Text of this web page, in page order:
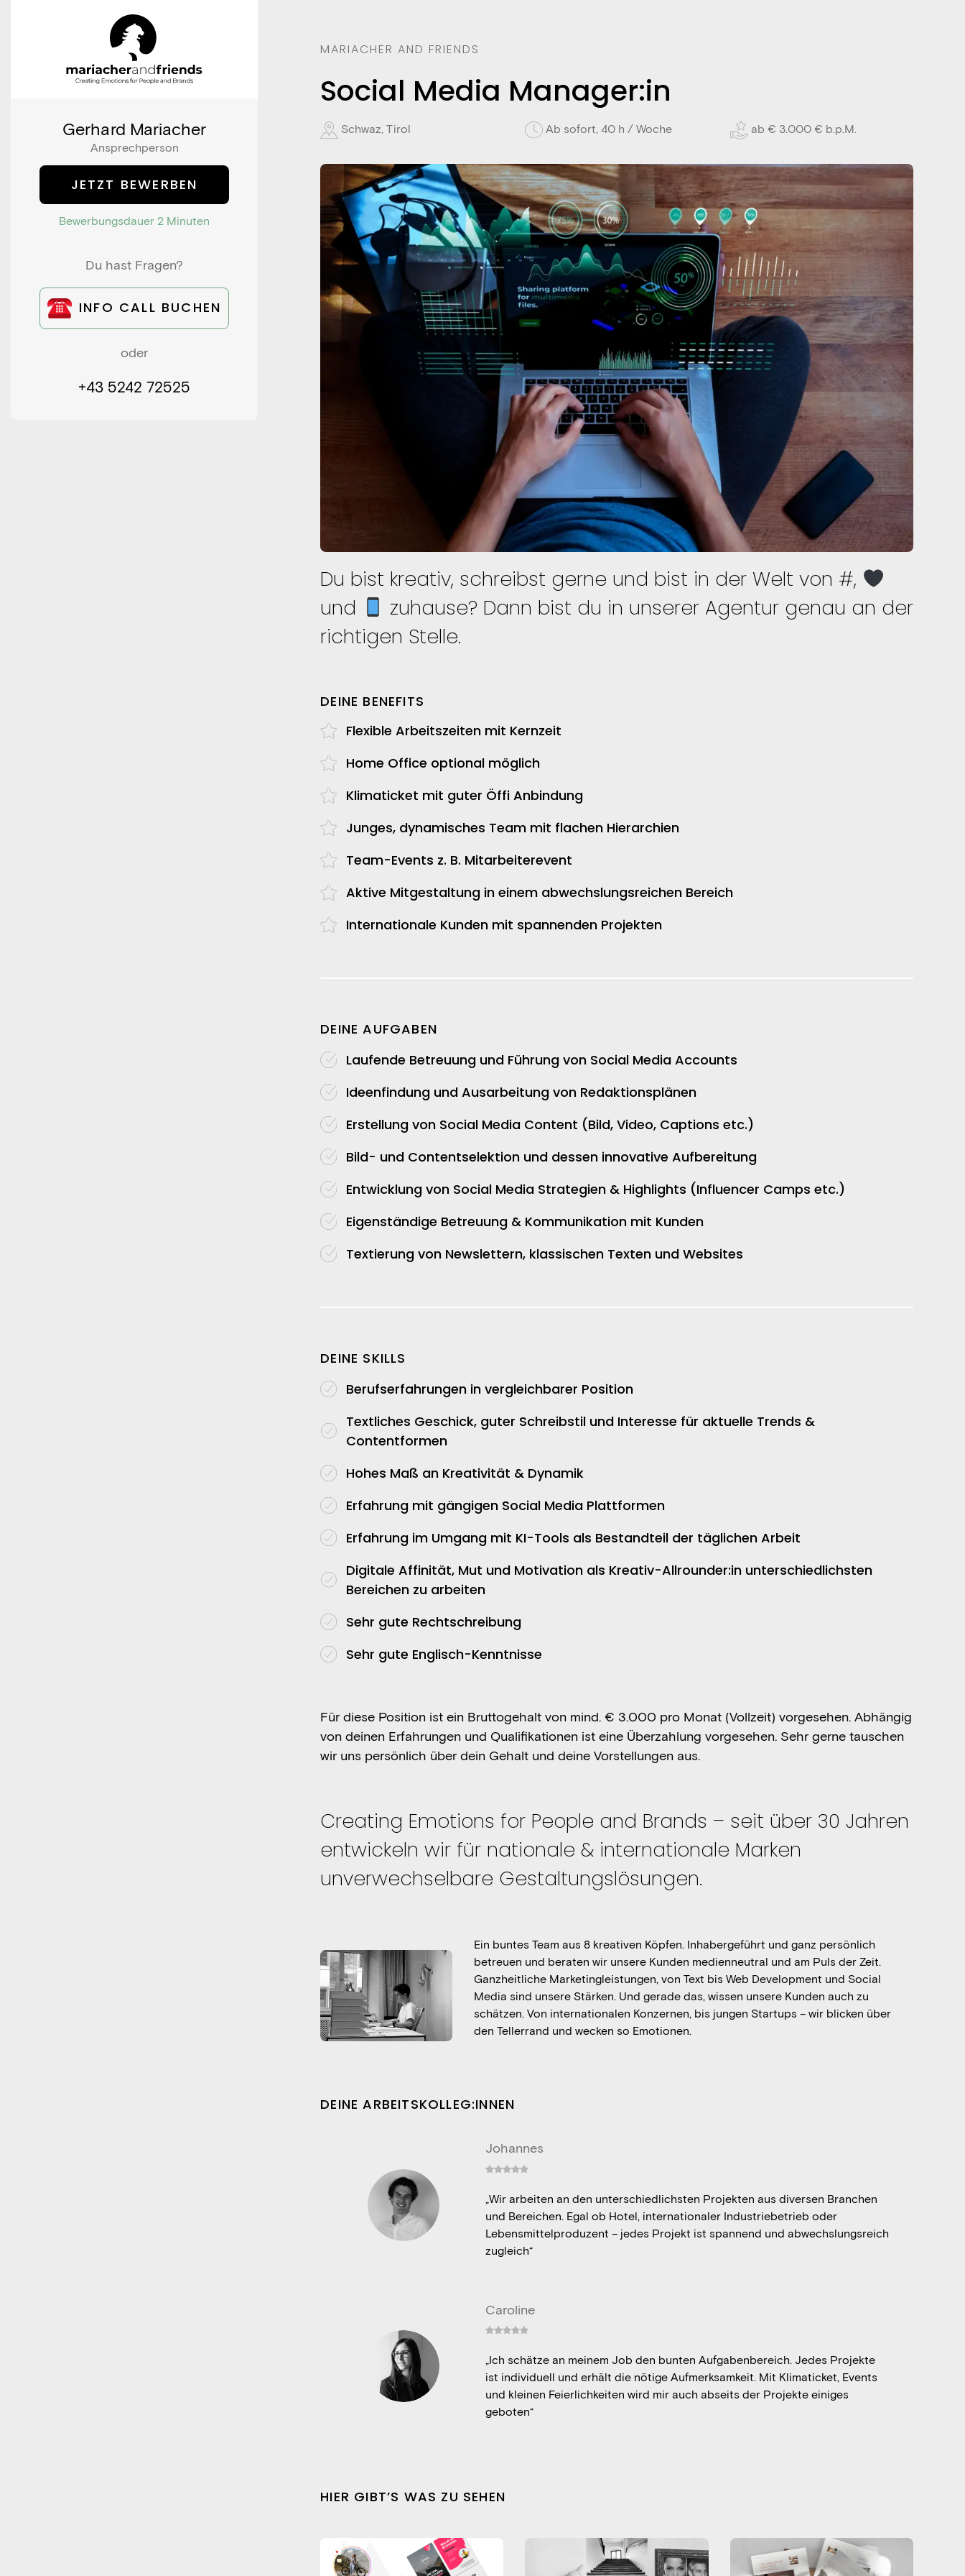
Gerhard Mariacher
Ansprechperson
JETZT BEWERBEN
Bewerbungsdauer 2 Minuten
Du hast Fragen?
INFO CALL BUCHEN
oder
+43 5242 72525
MARIACHER AND FRIENDS
Social Media Manager:in
Schwaz, Tirol Ab sofort, 40 h / Woche ab € 3.000 € b.p.M.
Du bist kreativ, schreibst gerne und bist in der Welt von #,
und
zuhause? Dann bist du in unserer Agentur genau an der
richtigen Stelle.
DEINE BENEFITS
Flexible Arbeitszeiten mit Kernzeit
Home Office optional möglich
Klimaticket mit guter Öffi Anbindung
Junges, dynamisches Team mit flachen Hierarchien
Team-Events z. B. Mitarbeiterevent
Aktive Mitgestaltung in einem abwechslungsreichen Bereich
Internationale Kunden mit spannenden Projekten
DEINE AUFGABEN
Laufende Betreuung und Führung von Social Media Accounts
Ideenfindung und Ausarbeitung von Redaktionsplänen
Erstellung von Social Media Content (Bild, Video, Captions etc.)
Bild- und Contentselektion und dessen innovative Aufbereitung
Entwicklung von Social Media Strategien & Highlights (Influencer Camps etc.)
Eigenständige Betreuung & Kommunikation mit Kunden
Textierung von Newslettern, klassischen Texten und Websites
DEINE SKILLS
Berufserfahrungen in vergleichbarer Position
Textliches Geschick, guter Schreibstil und Interesse für aktuelle Trends &
Contentformen
Hohes Maß an Kreativität & Dynamik
Erfahrung mit gängigen Social Media Plattformen
Erfahrung im Umgang mit KI-Tools als Bestandteil der täglichen Arbeit
Digitale Affinität, Mut und Motivation als Kreativ-Allrounder:in unterschiedlichsten
Bereichen zu arbeiten
Sehr gute Rechtschreibung
Sehr gute Englisch-Kenntnisse
Für diese Position ist ein Bruttogehalt von mind. € 3.000 pro Monat (Vollzeit) vorgesehen. Abhängig
von deinen Erfahrungen und Qualifikationen ist eine Überzahlung vorgesehen. Sehr gerne tauschen
wir uns persönlich über dein Gehalt und deine Vorstellungen aus.
Creating Emotions for People and Brands – seit über 30 Jahren
entwickeln wir für nationale & internationale Marken
unverwechselbare Gestaltungslösungen.
Ein buntes Team aus 8 kreativen Köpfen. Inhabergeführt und ganz persönlich
betreuen und beraten wir unsere Kunden medienneutral und am Puls der Zeit.
Ganzheitliche Marketingleistungen, von Text bis Web Development und Social
Media sind unsere Stärken. Und gerade das, wissen unsere Kunden auch zu
schätzen. Von internationalen Konzernen, bis jungen Startups – wir blicken über
den Tellerrand und wecken so Emotionen.
DEINE ARBEITSKOLLEG:INNEN
Johannes
„Wir arbeiten an den unterschiedlichsten Projekten aus diversen Branchen
und Bereichen. Egal ob Hotel, internationaler Industriebetrieb oder
Lebensmittelproduzent – jedes Projekt ist spannend und abwechslungsreich
zugleich“
Caroline
„Ich schätze an meinem Job den bunten Aufgabenbereich. Jedes Projekte
ist individuell und erhält die nötige Aufmerksamkeit. Mit Klimaticket, Events
und kleinen Feierlichkeiten wird mir auch abseits der Projekte einiges
geboten“
HIER GIBT’S WAS ZU SEHEN